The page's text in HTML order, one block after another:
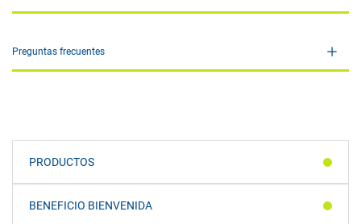
PRODUCTOS
BENEFICIO BIENVENIDA
Preguntas frecuentes